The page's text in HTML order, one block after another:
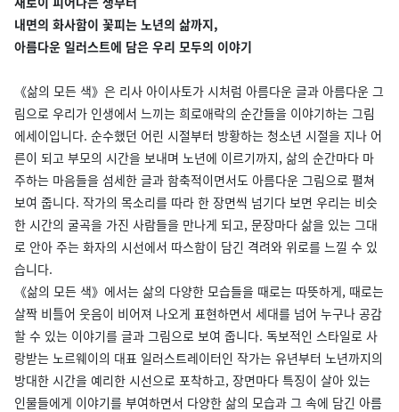
내면의 화사함이 꽃피는 노년의 삶까지,
아름다운 일러스트에 담은 우리 모두의 이야기
《삶의 모든 색》은 리사 아이사토가 시처럼 아름다운 글과 아름다운 그
림으로 우리가 인생에서 느끼는 희로애락의 순간들을 이야기하는 그림
에세이입니다. 순수했던 어린 시절부터 방황하는 청소년 시절을 지나 어
른이 되고 부모의 시간을 보내며 노년에 이르기까지, 삶의 순간마다 마
주하는 마음들을 섬세한 글과 함축적이면서도 아름다운 그림으로 펼쳐
보여 줍니다. 작가의 목소리를 따라 한 장면씩 넘기다 보면 우리는 비슷
한 시간의 굴곡을 가진 사람들을 만나게 되고, 문장마다 삶을 있는 그대
로 안아 주는 화자의 시선에서 따스함이 담긴 격려와 위로를 느낄 수 있
습니다.
《삶의 모든 색》에서는 삶의 다양한 모습들을 때로는 따뜻하게, 때로는
살짝 비틀어 웃음이 비어져 나오게 표현하면서 세대를 넘어 누구나 공감
할 수 있는 이야기를 글과 그림으로 보여 줍니다. 독보적인 스타일로 사
랑받는 노르웨이의 대표 일러스트레이터인 작가는 유년부터 노년까지의
방대한 시간을 예리한 시선으로 포착하고, 장면마다 특징이 살아 있는
인물들에게 이야기를 부여하면서 다양한 삶의 모습과 그 속에 담긴 아름